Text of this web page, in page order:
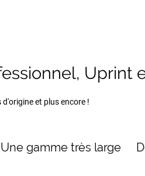
Uprint
et plus encore !
Une gamme très large